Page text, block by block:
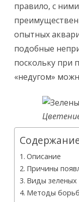
правило, с
опытных
подобные
поскольку при
«недугом»
Описание
Причины
Виды
Методы